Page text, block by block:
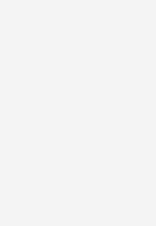
werden
(z. B. als
zu